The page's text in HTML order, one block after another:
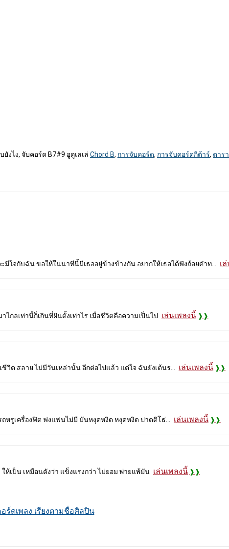
งไง, จับคอร์ด B7#9 อูคูเลเล่ Chord B, การจับคอร์ด, การจับคอร์ดกีต้าร์, ตาร
ใจกับฉัน ขอให้ในนาทีนี้มีเธออยู่ข้างข้างกัน อยากให้เธอได้ฟังถ้อยคำท... เ
ไกลเท่านี้ก็เกินที่ฝันตั้งเท่าไร เมื่อชีวิตคือความเป็นไป เล่นเพลงนี้
ต สลาย ไม่มีวันเหล่านั้น อีกต่อไปแล้ว แต่ใจ ฉันยังเต้นร... เล่นเพลงนี้
หรูเครื่องฟิต ฟงแฟนไม่มี มันหงุดหงิด หงุดหงิด ปาดติโธ่... เล่นเพลงนี้
ให้เป็น เหมือนดังว่า แข็งแรงกว่า ไม่ยอม พ่ายแพ้มัน เล่นเพลงนี้
ร์ดเพลง เรียงตามชื่อศิลปิน